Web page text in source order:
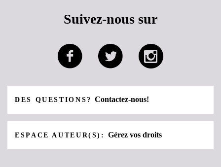
Suivez-nous sur
DES QUESTIONS?Contactez-nous!
ESPACE AUTEUR(S):Gérez vos droits